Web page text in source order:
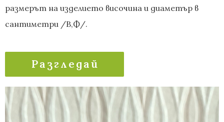
размерът на изделието височина и диаметър в
сантиметри /В,Ф/.
Разгледай